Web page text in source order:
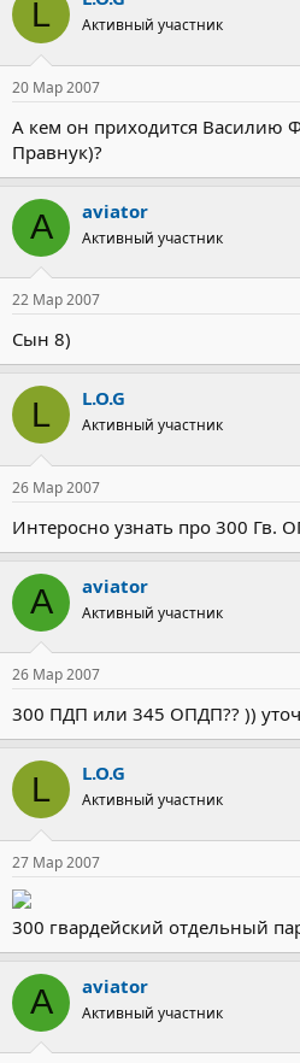
L Активный участник
20 Мар 2007
А кем он приходится Василию
Правнук)?
A aviator
Активный участник
22 Мар 2007
Сын 8)
L L.O.G
Активный участник
26 Мар 2007
Интеросно узнать про 300 Гв.
A aviator
Активный участник
26 Мар 2007
300 ПДП или 345 ОПДП?? ))
L L.O.G
Активный участник
27 Мар 2007
300 гвардейский отдельный
A aviator
Активный участник